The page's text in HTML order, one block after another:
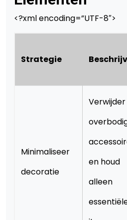
<?xml encoding=”UTF-8″>
Strategie
Minimaliseer
decoratie
Verwijder
en houd
alleen